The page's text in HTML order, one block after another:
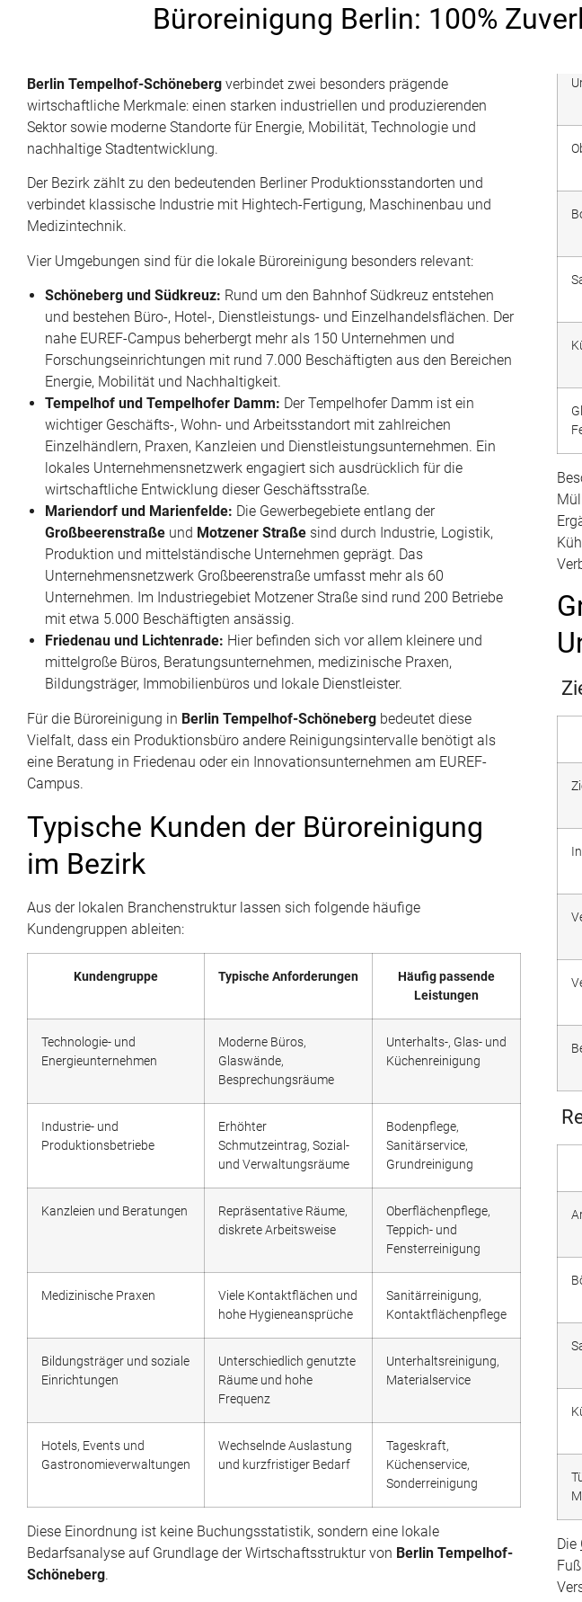
Büroreinigung Berlin: 100%
Berlin Tempelhof-Schöneberg verbindet zwei besonders prägende
wirtschaftliche Merkmale: einen starken industriellen und produzierenden
Sektor sowie moderne Standorte für Energie, Mobilität, Technologie und
nachhaltige Stadtentwicklung.
Der Bezirk zählt zu den bedeutenden Berliner Produktionsstandorten und
verbindet klassische Industrie mit Hightech-Fertigung, Maschinenbau und
Medizintechnik.
Vier Umgebungen sind für die lokale Büroreinigung besonders relevant:
Schöneberg und Südkreuz: Rund um den Bahnhof Südkreuz entstehen
und bestehen Büro-, Hotel-, Dienstleistungs- und Einzelhandelsflächen. Der
nahe EUREF-Campus beherbergt mehr als 150 Unternehmen und
Forschungseinrichtungen mit rund 7.000 Beschäftigten aus den Bereichen
Energie, Mobilität und Nachhaltigkeit.
Tempelhof und Tempelhofer Damm: Der Tempelhofer Damm ist ein
wichtiger Geschäfts-, Wohn- und Arbeitsstandort mit zahlreichen
Einzelhändlern, Praxen, Kanzleien und Dienstleistungsunternehmen. Ein
lokales Unternehmensnetzwerk engagiert sich ausdrücklich für die
wirtschaftliche Entwicklung dieser Geschäftsstraße.
Mariendorf und Marienfelde: Die Gewerbegebiete entlang der
Großbeerenstraße und Motzener Straße sind durch Industrie, Logistik,
Produktion und mittelständische Unternehmen geprägt. Das
Unternehmensnetzwerk Großbeerenstraße umfasst mehr als 60
Unternehmen. Im Industriegebiet Motzener Straße sind rund 200 Betriebe
mit etwa 5.000 Beschäftigten ansässig.
Friedenau und Lichtenrade: Hier befinden sich vor allem kleinere und
mittelgroße Büros, Beratungsunternehmen, medizinische Praxen,
Bildungsträger, Immobilienbüros und lokale Dienstleister.
Für die Büroreinigung in Berlin Tempelhof-Schöneberg bedeutet diese
Vielfalt, dass ein Produktionsbüro andere Reinigungsintervalle benötigt als
eine Beratung in Friedenau oder ein Innovationsunternehmen am EUREF-
Campus.
Typische Kunden der Büroreinigung
im Bezirk
Aus der lokalen Branchenstruktur lassen sich folgende häufige
Kundengruppen ableiten:
Kundengruppe Typische Anforderungen
Häufig passende
Leistungen
Technologie- und
Energieunternehmen
Moderne Büros,
Glaswände,
Besprechungsräume
Unterhalts-, Glas- und
Küchenreinigung
Industrie- und
Produktionsbetriebe
Erhöhter
Schmutzeintrag, Sozial-
und Verwaltungsräume
Bodenpflege,
Sanitärservice,
Grundreinigung
Kanzleien und Beratungen
Repräsentative Räume,
diskrete Arbeitsweise
Oberflächenpflege,
Teppich- und
Fensterreinigung
Medizinische Praxen
Viele Kontaktflächen und
hohe Hygieneansprüche
Sanitärreinigung,
Kontaktflächenpflege
Bildungsträger und soziale
Einrichtungen
Unterschiedlich genutzte
Räume und hohe
Frequenz
Unterhaltsreinigung,
Materialservice
Hotels, Events und
Gastronomieverwaltungen
Wechselnde Auslastung
und kurzfristiger Bedarf
Tageskraft,
Küchenservice,
Sonderreinigung
Diese Einordnung ist keine Buchungsstatistik, sondern eine lokale
Bedarfsanalyse auf Grundlage der Wirtschaftsstruktur von Berlin Tempelhof-
Schöneberg.
Die